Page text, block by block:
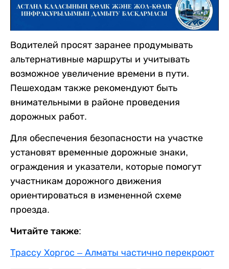
Водителей просят заранее продумывать
альтернативные маршруты и учитывать
возможное увеличение времени в пути.
Пешеходам также рекомендуют быть
внимательными в районе проведения
дорожных работ.
Для обеспечения безопасности на участке
установят временные дорожные знаки,
ограждения и указатели, которые помогут
участникам дорожного движения
ориентироваться в измененной схеме
проезда.
Читайте также:
Трассу Хоргос – Алматы частично перекроют